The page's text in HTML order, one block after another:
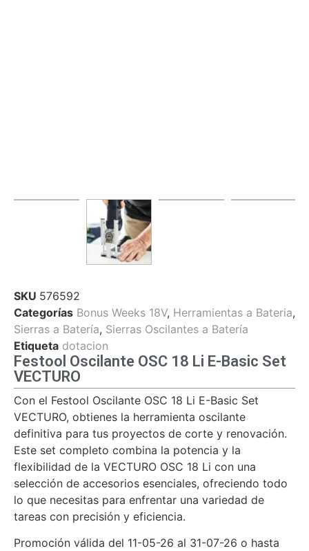
SKU 576592
Categorías Bonus Weeks 18V, Herramientas a Bateria,
Sierras a Batería, Sierras Oscilantes a Batería
Etiqueta dotacion
Festool Oscilante OSC 18 Li E-Basic Set
VECTURO
Con el Festool Oscilante OSC 18 Li E-Basic Set
VECTURO, obtienes la herramienta oscilante
definitiva para tus proyectos de corte y renovación.
Este set completo combina la potencia y la
flexibilidad de la VECTURO OSC 18 Li con una
selección de accesorios esenciales, ofreciendo todo
lo que necesitas para enfrentar una variedad de
tareas con precisión y eficiencia.
Promoción válida del 11-05-26 al 31-07-26 o hasta